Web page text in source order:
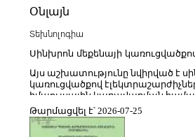
Օնլայն
Տեխնոլոգիա
Սինխրոն մեքենայի
համակարգի մշակում
Այս աշխատությունը նվիրված է
կառուցվածքով
իմպուլսային կառավարման
մշակմանը՝ ընդգծելով
շարժիչների ավտոմատ
համակարգերի տեսական և
Թարմացվել է՝ 2026-07-25